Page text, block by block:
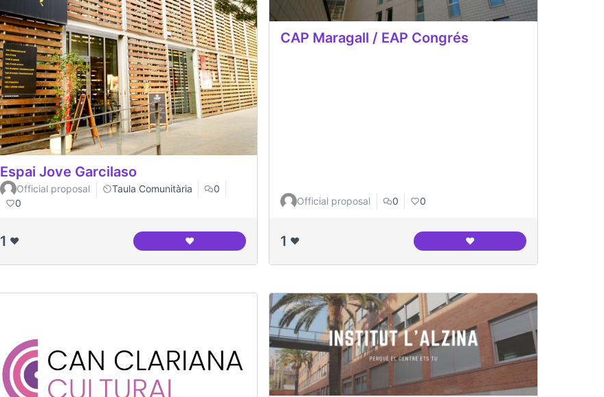
Espai Jove Garcilaso
Official proposal Taula Comunitària
0
0
1 ❤️ ❤️Espai Jove Garcilaso
CAP Maragall / EAP Congrés
Official proposal 0 0
1 ❤️ ❤️CAP Maragall / EAP Congrés